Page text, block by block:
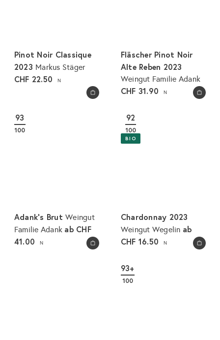
In den Warenkorb legen
Pinot Noir Classique
2023 Markus Stäger
CHF 22.50 N
In den Warenkorb legen
Fläscher Pinot Noir
Alte Reben 2023
Weingut Familie Adank
CHF 31.90 N
In den Warenkorb legen
93
100
Adank's BrutWeingut
Familie Adank ab CHF
41.00
N In den Warenkorb legen
92
100
BIO
Chardonnay 2023
Weingut Wegelin ab
CHF 16.50
N
93+
100